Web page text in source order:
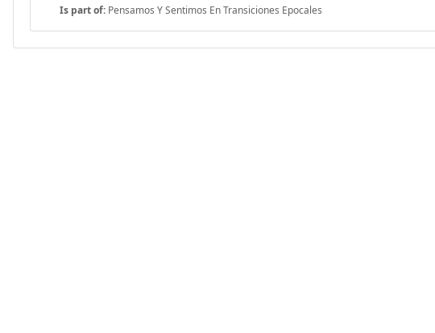
Is part of: Pensamos Y Sentimos En Transiciones Epocales